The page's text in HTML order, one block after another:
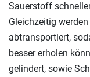
Sauerstoff
Gleichzeitig
abtransportiert,
besser erholen
gelindert, sowie